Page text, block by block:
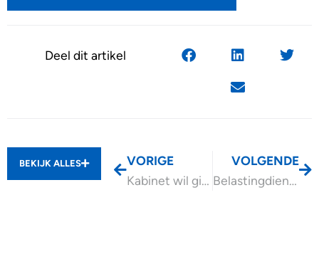
Deel dit artikel
BEKIJK ALLES
VORIGE
Kabinet wil giftenaftrek Vpb vanaf 2025 afschaffen
VOLGENDE
Belastingdienst brengt Handboek Scheiden uit